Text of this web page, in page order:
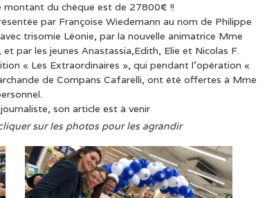
montant du chèque est de 27800€ !!
par Françoise Wiedemann au nom de Philippe
trisomie Léonie, par la nouvelle animatrice Mme
par les jeunes Anastassia,Edith, Elie et Nicolas F.
« Les Extraordinaires », qui pendant l’opération «
de Compans Cafarelli, ont été offertes à Mme
son article est à venir
sur les photos pour les agrandir